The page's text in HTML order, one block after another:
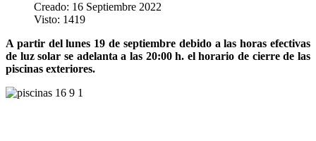
Creado: 16 Septiembre 2022
Visto: 1419
A partir del lunes 19 de septiembre debido a las horas efectivas
de luz solar se adelanta a las 20:00 h. el horario de cierre de las
piscinas exteriores.